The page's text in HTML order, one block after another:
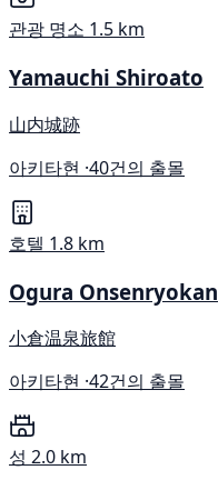
관광 명소 1.5 km
Yamauchi Shiroato
山内城跡
아키타현 ·40건의 출몰
호텔 1.8 km
Ogura Onsenryokan
小倉温泉旅館
아키타현 ·42건의 출몰
성 2.0 km